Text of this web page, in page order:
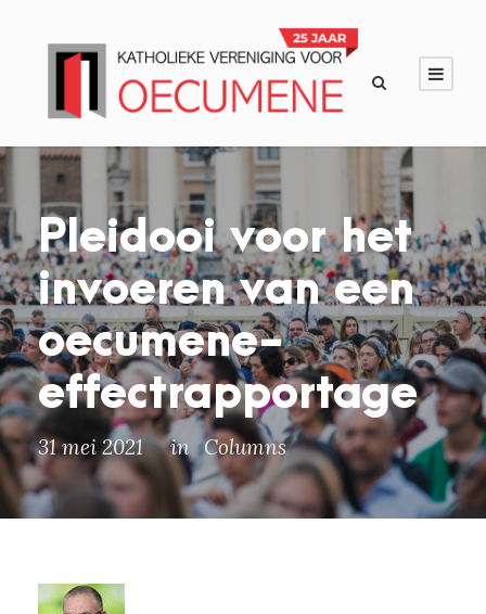
Pleidooi voor het
invoeren van een
oecumene-
effectrapportage
31 mei 2021 in Columns